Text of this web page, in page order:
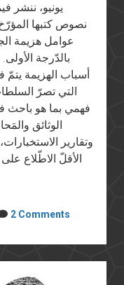
يونيو، ننشر
نصوص كتبها
عوامل هزيمة
بالدّرجة
أسباب الهزيمة
التي تصرّ
فهمي بما هو باحث
الوثائق
وتقارير
الأقلّ الاطّلاع
2 Comments